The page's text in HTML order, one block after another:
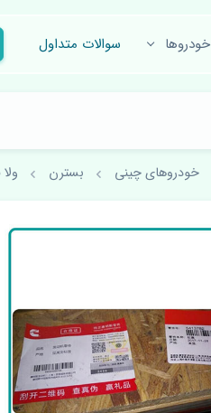
خودروها سوالات متداول
خودروهای چینی بسترن ولا V5